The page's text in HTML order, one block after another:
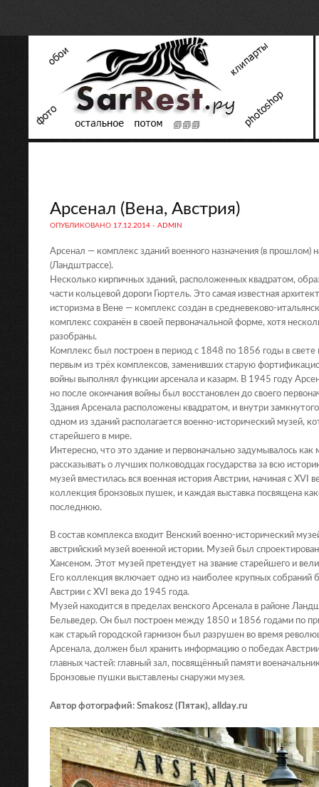
Арсенал (Вена, Австрия)
ОПУБЛИКОВАНО 17.12.2014 - ADMIN
Арсенал — комплекс зданий военного назначения (в прошлом)
(Ландштрассе).
Несколько кирпичных зданий, расположенных квадратом,
части кольцевой дороги Гюртель. Это самая известная
историзма в Вене — комплекс создан в средневеково-
комплекс сохранён в своей первоначальной форме, хотя
разобраны.
Комплекс был построен в период с 1848 по 1856 годы в
первым из трёх комплексов, заменивших старую
войны выполнял функции арсенала и казарм. В 1945 году
но после окончания войны был восстановлен до своего
Здания Арсенала расположены квадратом, и внутри
одном из зданий располагается военно-исторический музей,
старейшего в мире.
Интересно, что это здание и первоначально задумывалось
рассказывать о лучших полководцах государства за всю
музей вместилась вся военная история Австрии, начиная с XVI
коллекция бронзовых пушек, и каждая выставка посвящена
последнюю.
В состав комплекса входит Венский военно-исторический
австрийский музей военной истории. Музей был
Хансеном. Этот музей претендует на звание старейшего и
Его коллекция включает одно из наиболее крупных собраний
Австрии с XVI века до 1945 года.
Музей находится в пределах венского Арсенала в районе
Бельведер. Он был построен между 1850 и 1856 годами по
как старый городской гарнизон был разрушен во время
Арсенала, должен был хранить информацию о победах
главных частей: главный зал, посвящённый памяти
Бронзовые пушки выставлены снаружи музея.
Автор фотографий: Smakosz (Пятак), allday.ru